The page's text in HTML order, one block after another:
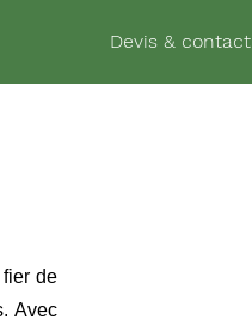
Devis & contact
de
Avec